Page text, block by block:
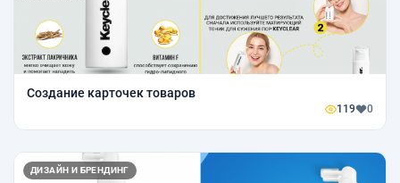
Создание карточек товаров
119 0
ДИЗАЙН И БРЕНДИНГ